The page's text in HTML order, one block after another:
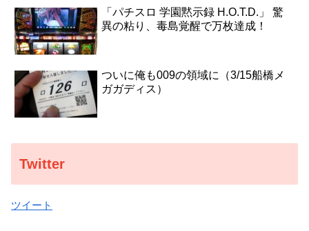
「パチスロ 学園黙示録 H.O.T.D.」 驚
異の粘り、毒島覚醒で万枚達成！
ついに俺も009の領域に（3/15船橋メ
ガガディス）
Twitter
ツイート